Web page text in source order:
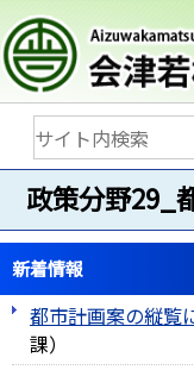
政策分野29_
新着情報
都市計画案の縦覧
課）